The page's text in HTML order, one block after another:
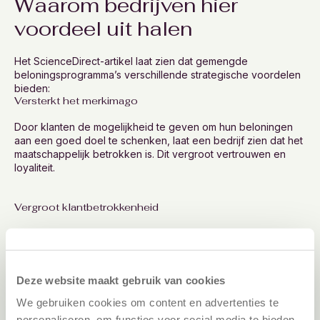
Deze website maakt gebruik van cookies
We gebruiken cookies om content en advertenties te
voordeel uit halen
Het ScienceDirect-artikel laat zien dat gemengde
beloningsprogramma’s verschillende strategische voordelen
bieden:
Versterkt het merkimago
Door klanten de mogelijkheid te geven om hun beloningen
aan een goed doel te schenken, laat een bedrijf zien dat het
maatschappelijk betrokken is. Dit vergroot vertrouwen en
loyaliteit.
Vergroot klantbetrokkenheid
Vergroot klantbetrokkenheid